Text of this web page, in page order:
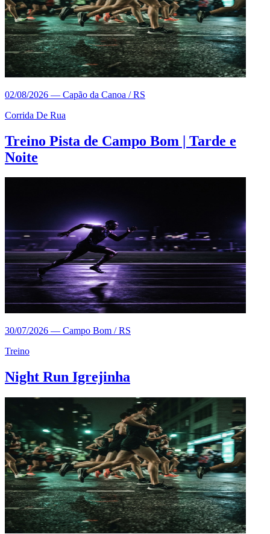
02/08/2026 — Capão da Canoa / RS
Corrida De Rua
Treino Pista de Campo Bom | Tarde e
Noite
30/07/2026 — Campo Bom / RS
Treino
Night Run Igrejinha